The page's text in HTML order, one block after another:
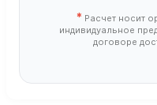
* Расчет носит
индивидуальное
договоре